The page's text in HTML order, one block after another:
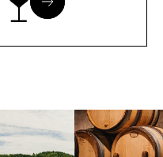
Borgogna,
Francia
Instagram